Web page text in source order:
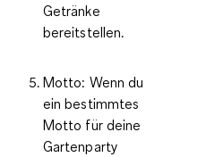
Getränke
bereitstellen.
Motto: Wenn du
ein bestimmtes
Motto für deine
Gartenparty